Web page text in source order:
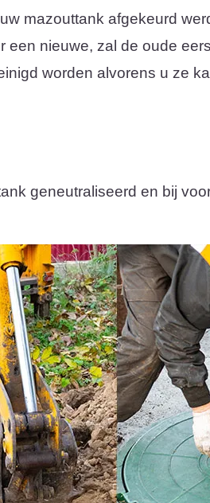
mazouttank afgekeurd
een nieuwe, zal de oude
worden alvorens u ze
geneutraliseerd en bij